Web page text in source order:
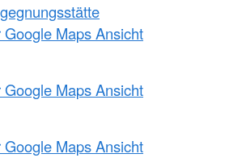
Google Maps Ansicht
Google Maps Ansicht
Google Maps Ansicht